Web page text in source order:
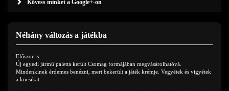
Kövess minket a Google+-on
Néhány változás a játékba
Először is...
Új egyedi jármű paletta került Csomag formájában megvásárolhatóvá.
Mindenkinek érdemes benézni, mert bekerült a játék krémje. Vegyétek és vigyétek
a kocsikat.